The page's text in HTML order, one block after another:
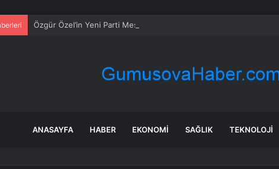
Özgür Özel’in Yeni Parti Mesaisi Sürüyor… “Pm”, “Cao” ve “Myk”
ANASAYFA HABER EKONOMI SAĞLIK TEKNOLOJI